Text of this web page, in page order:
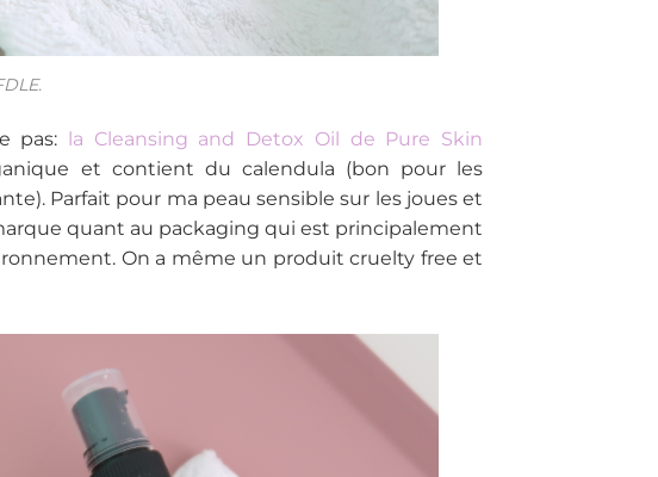
pas:
la Cleansing and Detox Oil de Pure Skin
et contient du calendula (bon pour les
Parfait pour ma peau sensible sur les joues et
quant au packaging qui est principalement
On a même un produit cruelty free et